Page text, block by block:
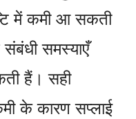
में कमी आ सकती
समस्याएँ
हैं। सही
के कारण सप्लाई